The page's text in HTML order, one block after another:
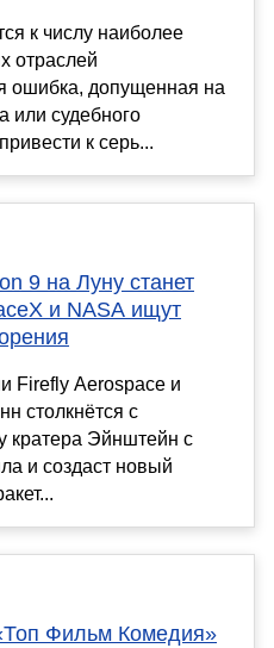
к числу наиболее
отраслей
ошибка, допущенная на
или судебного
к серь...
9 на Луну станет
и NASA ищут
Firefly Aerospace и
столкнётся с
кратера Эйнштейн с
и создаст новый
Фильм Комедия»